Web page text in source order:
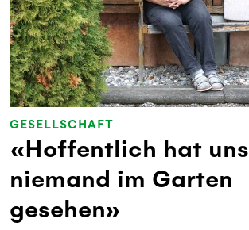
GESELLSCHAFT
«Hoffentlich hat uns
niemand im Garten
gesehen»